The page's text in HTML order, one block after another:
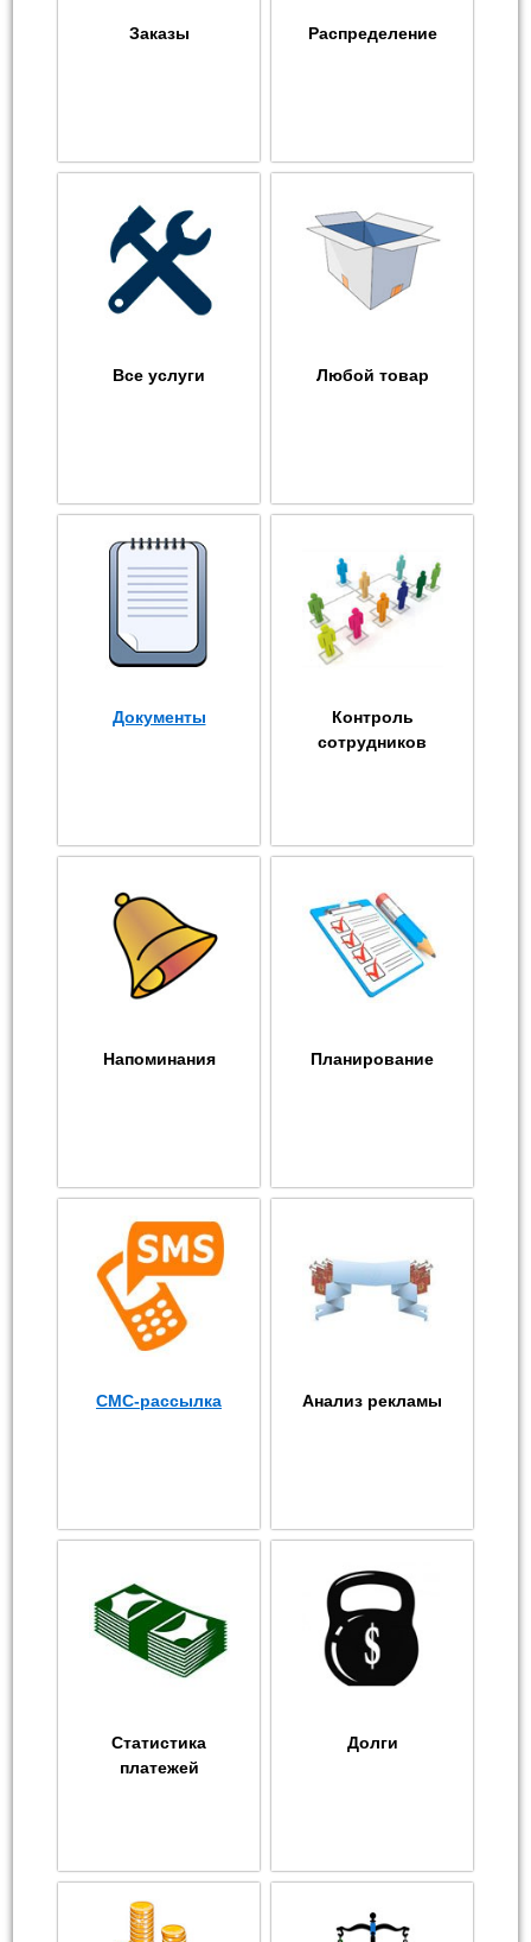
Заказы Распределение
Все услуги Любой товар
Документы
Контроль
сотрудников
Напоминания Планирование
СМС-рассылка Анализ рекламы
Статистика
платежей
Долги